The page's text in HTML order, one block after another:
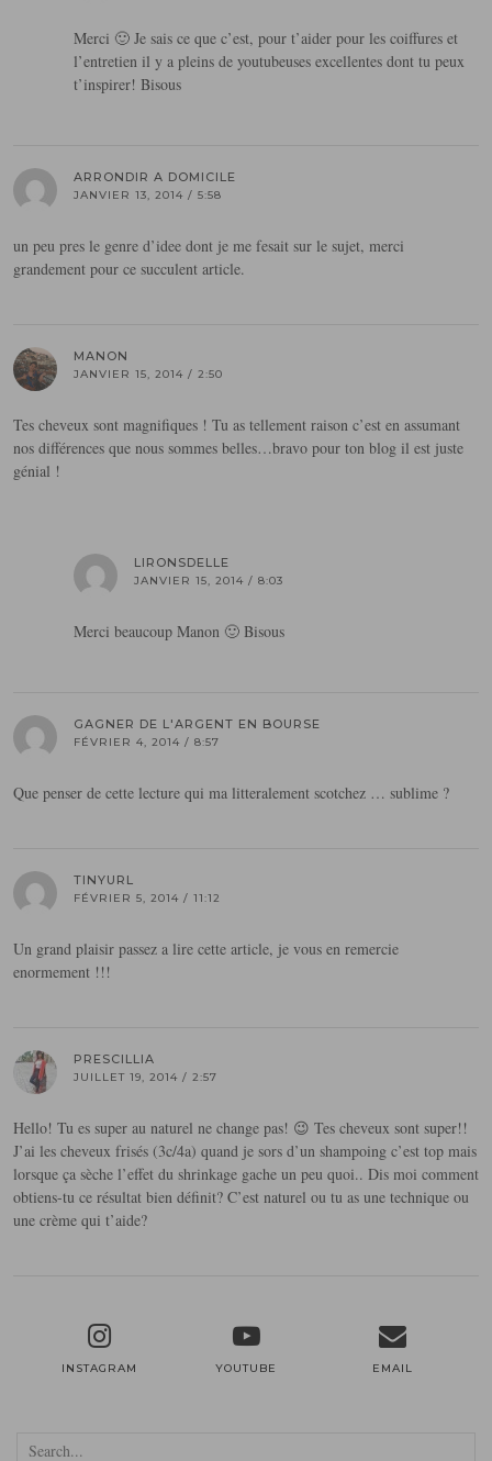
Merci 🙂 Je sais ce que c’est, pour t’aider pour les coiffures et
l’entretien il y a pleins de youtubeuses excellentes dont tu peux
t’inspirer! Bisous
ARRONDIR A DOMICILE
JANVIER 13, 2014 / 5:58
un peu pres le genre d’idee dont je me fesait sur le sujet, merci
grandement pour ce succulent article.
MANON
JANVIER 15, 2014 / 2:50
Tes cheveux sont magnifiques ! Tu as tellement raison c’est en assumant
nos différences que nous sommes belles…bravo pour ton blog il est juste
génial !
LIRONSDELLE
JANVIER 15, 2014 / 8:03
Merci beaucoup Manon 🙂 Bisous
GAGNER DE L'ARGENT EN BOURSE
FÉVRIER 4, 2014 / 8:57
Que penser de cette lecture qui ma litteralement scotchez … sublime ?
TINYURL
FÉVRIER 5, 2014 / 11:12
Un grand plaisir passez a lire cette article, je vous en remercie
enormement !!!
PRESCILLIA
JUILLET 19, 2014 / 2:57
Hello! Tu es super au naturel ne change pas! 😉 Tes cheveux sont super!!
J’ai les cheveux frisés (3c/4a) quand je sors d’un shampoing c’est top mais
lorsque ça sèche l’effet du shrinkage gache un peu quoi.. Dis moi comment
obtiens-tu ce résultat bien définit? C’est naturel ou tu as une technique ou
une crème qui t’aide?
INSTAGRAM YOUTUBE EMAIL